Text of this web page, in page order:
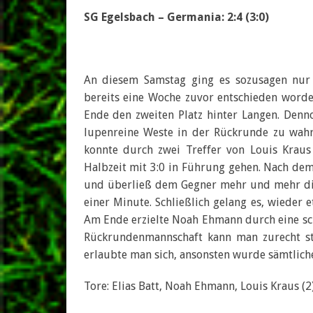
SG Egelsbach – Germania: 2:4 (3:0)
An diesem Samstag ging es sozusagen
bereits eine Woche zuvor entschieden
Ende den zweiten Platz hinter Langen.
lupenreine Weste in der Rückrunde zu
konnte durch zwei Treffer von Louis
Halbzeit mit 3:0 in Führung gehen. Nach
und überließ dem Gegner mehr und mehr
einer Minute. Schließlich gelang es, wieder
Am Ende erzielte Noah Ehmann durch eine
Rückrundenmannschaft kann man
erlaubte man sich, ansonsten wurde
Tore: Elias Batt, Noah Ehmann, Louis Kraus